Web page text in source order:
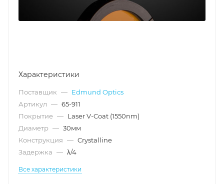
Характеристики
Поставщик — Edmund Optics
Артикул — 65-911
Покрытие — Laser V-Coat (1550nm)
Диаметр — 30мм
Конструкция — Crystalline
Задержка — λ/4
Все характеристики